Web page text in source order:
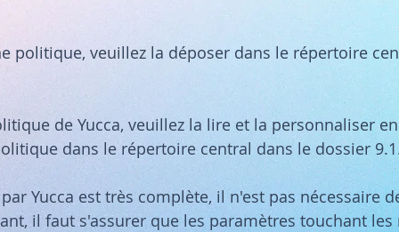
politique, veuillez la déposer dans le répertoire
de Yucca, veuillez la lire et la personnaliser
dans le répertoire central dans le dossier
Yucca est très complète, il n'est pas nécessaire
il faut s'assurer que les paramètres touchant les